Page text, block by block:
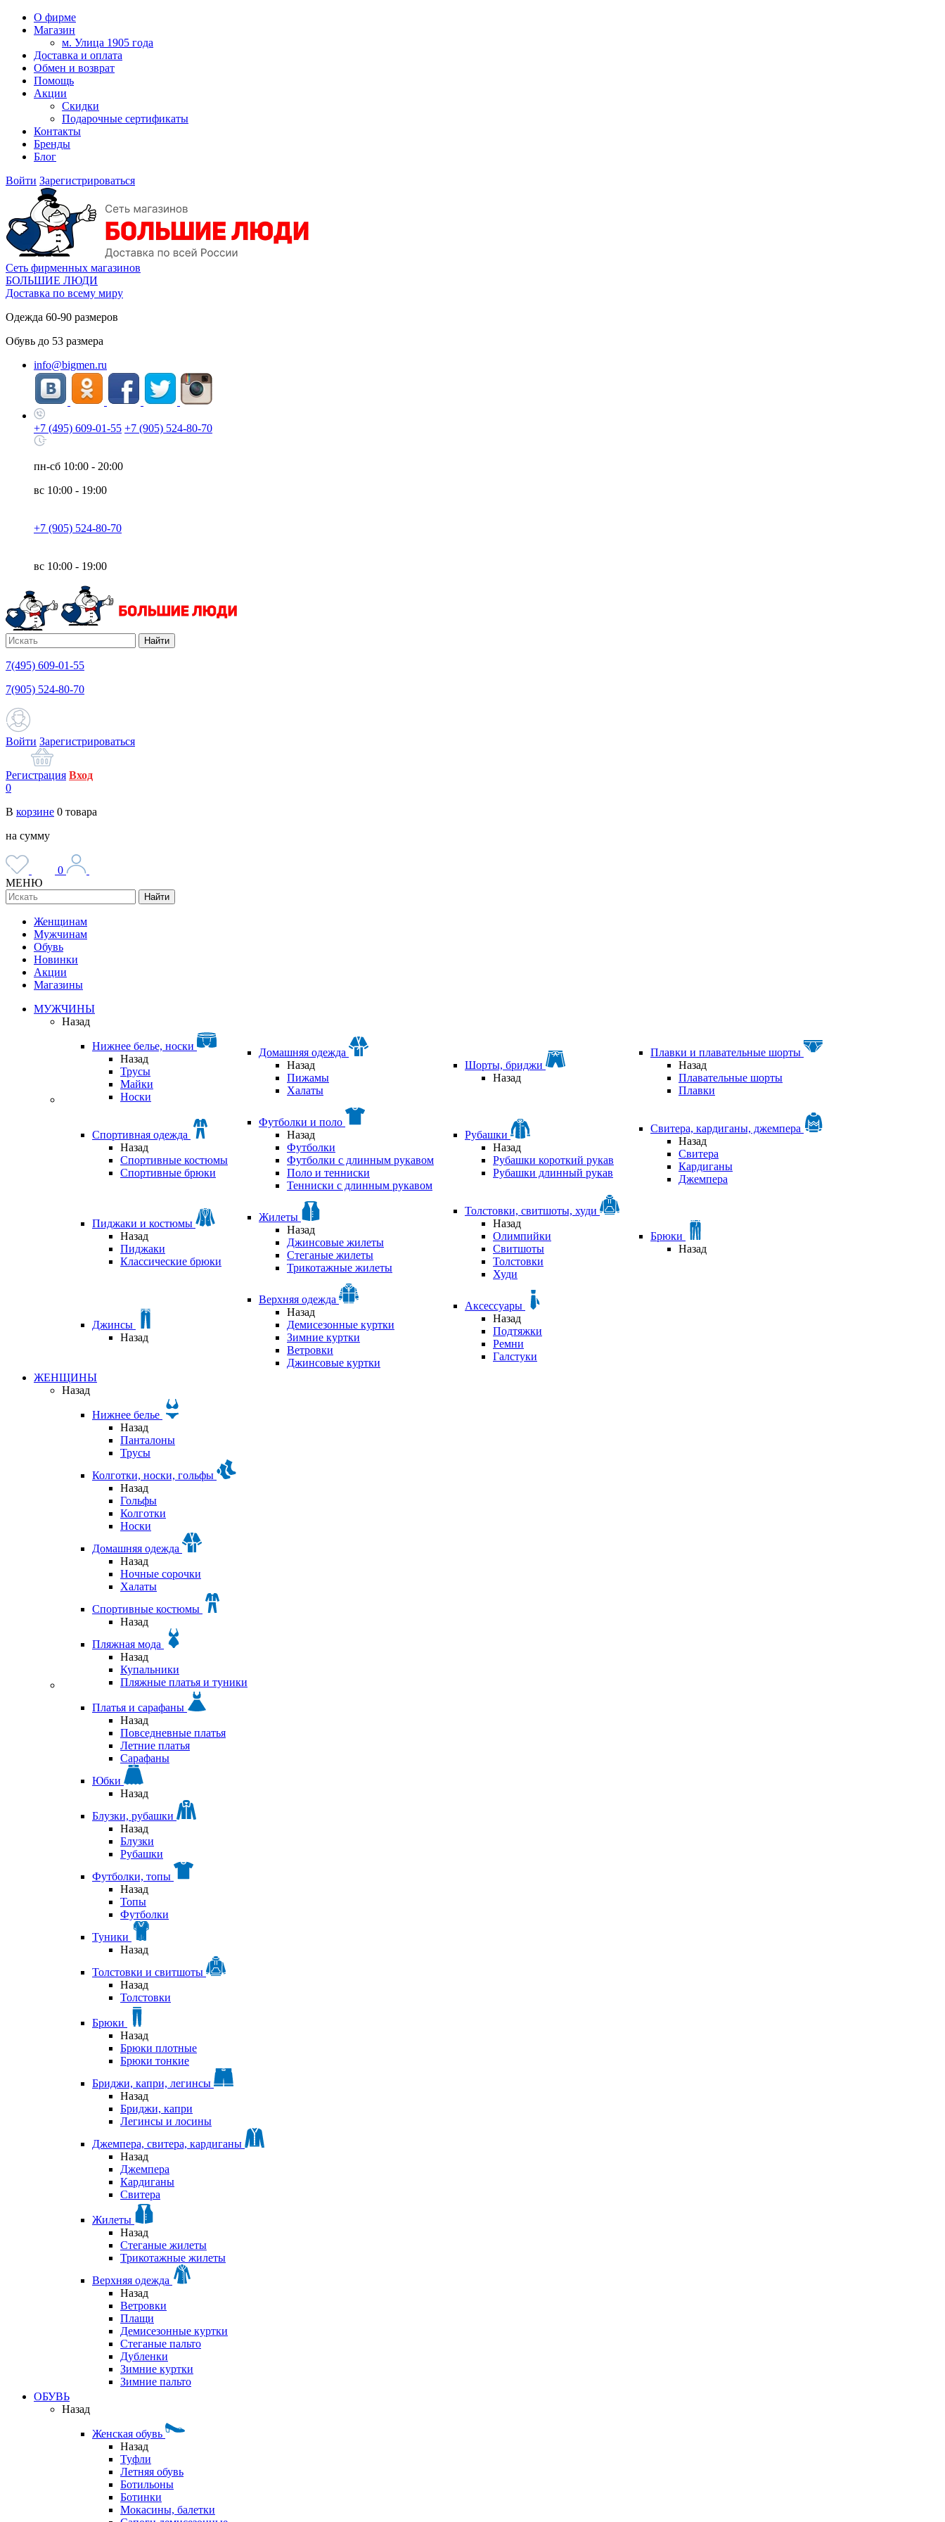
О фирме
Магазин
м. Улица 1905 года
Доставка и оплата
Обмен и возврат
Помощь
Акции
Скидки
Подарочные сертификаты
Контакты
Бренды
Блог
Войти Зарегистрироваться
Сеть фирменных магазинов
БОЛЬШИЕ ЛЮДИ
Доставка по всему миру
Одежда 60-90 размеров
Обувь до 53 размера
info@bigmen.ru
+7 (495) 609-01-55 +7 (905) 524-80-70
пн-сб 10:00 - 20:00
вс 10:00 - 19:00
+7 (905) 524-80-70
вс 10:00 - 19:00
Найти
7(495) 609-01-55
7(905) 524-80-70
Войти Зарегистрироваться
Регистрация Вход
0
В корзине 0 товара
на сумму
0
МЕНЮ
Найти
Женщинам
Мужчинам
Обувь
Новинки
Акции
Магазины
МУЖЧИНЫ
Назад
Нижнее белье, носки
Назад
Трусы
Майки
Носки
Домашняя одежда
Назад
Пижамы
Халаты
Шорты, бриджи
Назад
Плавки и плавательные шорты
Назад
Плавательные шорты
Плавки
Спортивная одежда
Назад
Спортивные костюмы
Спортивные брюки
Футболки и поло
Назад
Футболки
Футболки с длинным рукавом
Поло и тенниски
Тенниски с длинным рукавом
Рубашки
Назад
Рубашки короткий рукав
Рубашки длинный рукав
Свитера, кардиганы, джемпера
Назад
Свитера
Кардиганы
Джемпера
Пиджаки и костюмы
Назад
Пиджаки
Классические брюки
Жилеты
Назад
Джинсовые жилеты
Стеганые жилеты
Трикотажные жилеты
Толстовки, свитшоты, худи
Назад
Олимпийки
Свитшоты
Толстовки
Худи
Брюки
Назад
Джинсы
Назад
Верхняя одежда
Назад
Демисезонные куртки
Зимние куртки
Ветровки
Джинсовые куртки
Аксессуары
Назад
Подтяжки
Ремни
Галстуки
ЖЕНЩИНЫ
Назад
Нижнее белье
Назад
Панталоны
Трусы
Колготки, носки, гольфы
Назад
Гольфы
Колготки
Носки
Домашняя одежда
Назад
Ночные сорочки
Халаты
Спортивные костюмы
Назад
Пляжная мода
Назад
Купальники
Пляжные платья и туники
Платья и сарафаны
Назад
Повседневные платья
Летние платья
Сарафаны
Юбки
Назад
Блузки, рубашки
Назад
Блузки
Рубашки
Футболки, топы
Назад
Топы
Футболки
Туники
Назад
Толстовки и свитшоты
Назад
Толстовки
Брюки
Назад
Брюки плотные
Брюки тонкие
Бриджи, капри, легинсы
Назад
Бриджи, капри
Легинсы и лосины
Джемпера, свитера, кардиганы
Назад
Джемпера
Кардиганы
Свитера
Жилеты
Назад
Стеганые жилеты
Трикотажные жилеты
Верхняя одежда
Назад
Ветровки
Плащи
Демисезонные куртки
Стеганые пальто
Дубленки
Зимние куртки
Зимние пальто
ОБУВЬ
Назад
Женская обувь
Назад
Туфли
Летняя обувь
Ботильоны
Ботинки
Мокасины, балетки